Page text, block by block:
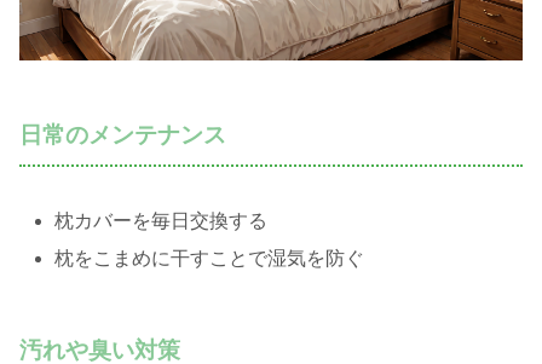
日常のメンテナンス
枕カバーを毎日交換する
枕をこまめに干すことで湿気を防ぐ
汚れや臭い対策